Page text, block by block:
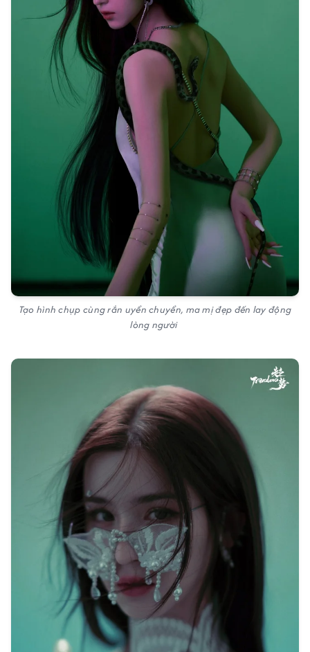
Tạo hình chụp cùng rắn uyển chuyển, ma mị đẹp đến lay động
lòng người